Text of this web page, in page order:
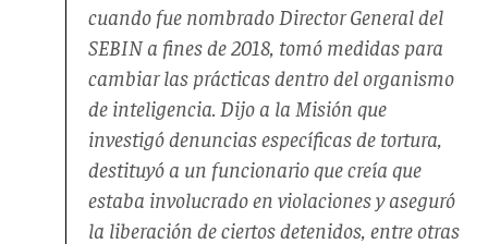
cuando fue nombrado Director General del
SEBIN a fines de 2018, tomó medidas para
cambiar las prácticas dentro del organismo
de inteligencia. Dijo a la Misión que
investigó denuncias específicas de tortura,
destituyó a un funcionario que creía que
estaba involucrado en violaciones y aseguró
la liberación de ciertos detenidos, entre otras